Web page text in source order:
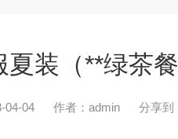
装（**绿茶
04-04 作者：admin 分享到